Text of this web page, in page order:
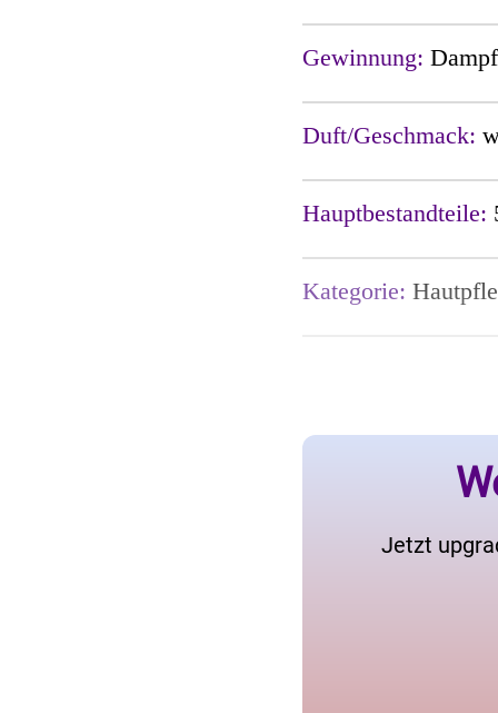
Gewinnung:
Duft/Geschmack:
Hauptbestandteile:
Kategorie:
Jetzt